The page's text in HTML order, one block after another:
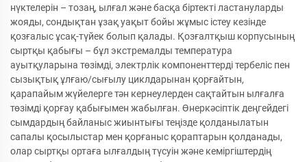
нүктелерін – тозаң, ылғал және басқа біртекті ластануларды
жояды, сондықтан ұзақ уақыт бойы жұмыс істеу кезінде
қозғалыс ұсақ-түйек болып қалады. Қозғалтқыш корпусының
сыртқы қабығы – бұл экстремалды температура
ауытқуларына төзімді, электрлік компоненттерді тербеліс пен
сызықтық ұлғаю/сығылу циклдарынан қорғайтын,
қарапайым жүйелерге тән кернеулерден сақтайтын ылғалға
төзімді қорғау қабығымен жабылған. Өнеркәсіптік деңгейдегі
сымдардың байланыс жиынтығы теңізде қолданылатын
сапалы қосылыстар мен қорғаныс қораптарын қолданады,
олар сыртқы ортаға ылғалдың түсуін және кеміргіштердің